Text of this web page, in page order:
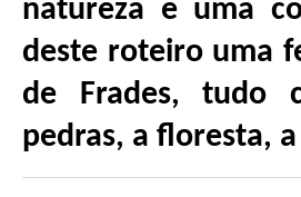
natureza e uma
deste roteiro uma
de Frades, tudo
pedras, a floresta,